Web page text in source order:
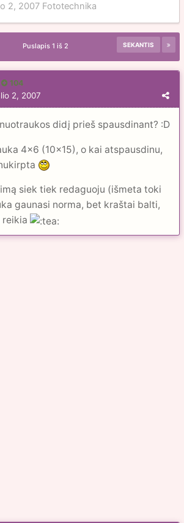
2, 2007 Fototechnika
SEKANTIS
Puslapis 1 iš 2
104
2, 2007
didį prieš spausdinant? :D
4x6 (10x15), o kai atspausdinu,
siek tiek redaguoju (išmeta toki
gaunasi norma, bet kraštai balti,
reikia